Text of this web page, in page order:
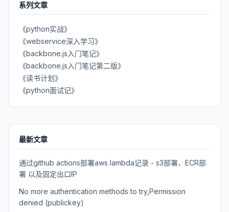
系列文章
《python实战》
《webservice深入学习》
《backbone.js入门笔记》
《backbone.js入门笔记第二版》
《读书计划》
《python面试记》
最新文章
通过github actions部署aws lambda记录 - s3部署、ECR部
署 以及固定出口IP
No more authentication methods to try,Permission
denied (publickey)